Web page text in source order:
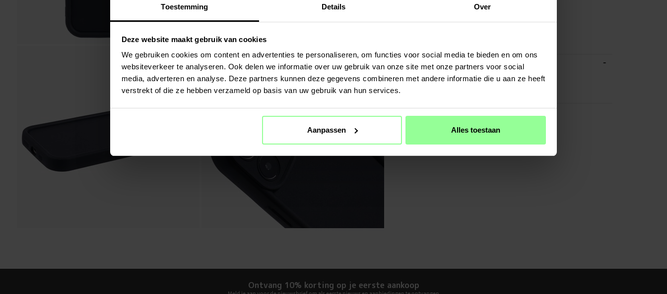
Toestemming Details Over
Deze website maakt gebruik van cookies
We gebruiken cookies om content en advertenties te personaliseren, om functies voor social media te bieden en om ons
websiteverkeer te analyseren. Ook delen we informatie over uw gebruik van onze site met onze partners voor social
media, adverteren en analyse. Deze partners kunnen deze gegevens combineren met andere informatie die u aan ze heeft
verstrekt of die ze hebben verzameld op basis van uw gebruik van hun services.
Aanpassen Alles toestaan
- Apple iPhone 16 A3287 / A3081 / A3286 / A3288
-
Kleur
Zwart
Ontvang 10% korting op je eerste aankoop